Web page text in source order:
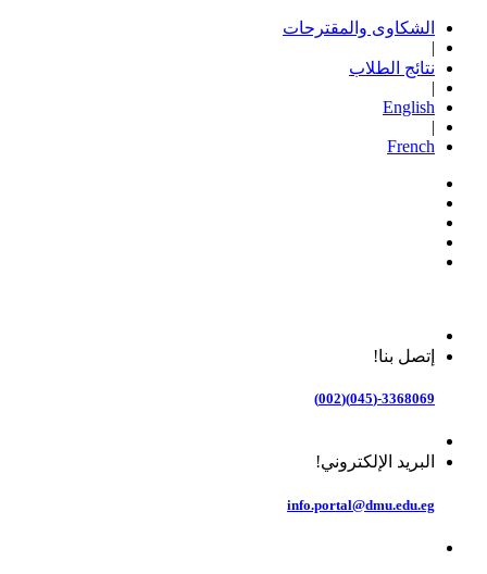
الشكاوى والمقترحات
|
نتائج الطلاب
|
English
|
French
إتصل بنا!
3368069-(045)(002)
البريد الإلكتروني!
info.portal@dmu.edu.eg